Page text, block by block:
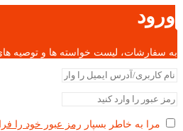
ورود
به سفارشات، لیست خواسته ها و توصیه
مرا به خاطر بسپار رمز عبور خود را